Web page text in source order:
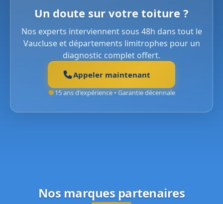
Un doute sur votre toiture ?
Nos experts interviennent sous 48h dans tout le
Vaucluse et départements limitrophes pour un
diagnostic complet offert.
Appeler maintenant
15 ans d'expérience • Garantie décennale
Nos marques partenaires